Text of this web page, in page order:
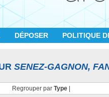
DÉPOSER POLITIQUE
SENEZ-GAGNON,
Regrouper par Type|